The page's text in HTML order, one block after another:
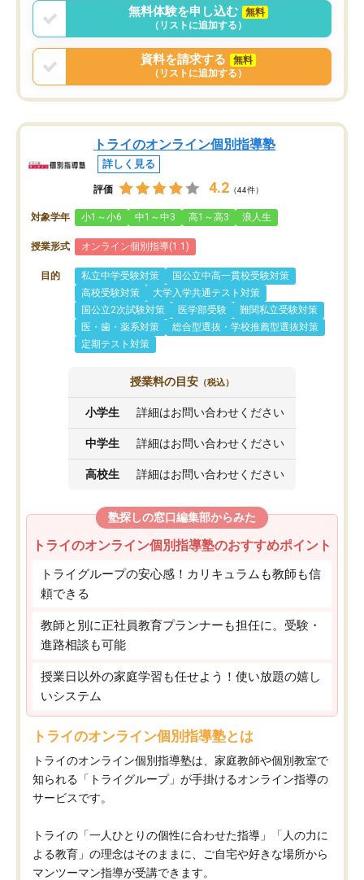
無料体験を申し込む
無料
（リストに追加する）
資料を請求する
無料
（リストに追加する）
トライのオンライン個別指導塾
詳しく見る
評価 4.2 （44件）
対象学年 小1～小6 中1～中3 高1～高3 浪人生
授業形式 オンライン個別指導(1:1)
目的 私立中学受験対策
国公立中高一貫校受験対策
高校受験対策
大学入学共通テスト対策
国公立2次試験対策
医学部受験
難関私立受験対策
医・歯・薬系対策
総合型選抜・学校推薦型選抜対策
定期テスト対策
授業料の目安 （税込）
小学生 詳細はお問い合わせください
中学生 詳細はお問い合わせください
高校生 詳細はお問い合わせください
塾探しの窓口編集部からみた
トライのオンライン個別指導塾のおすすめポイント
トライグループの安心感！カリキュラムも教師も信
頼できる
教師と別に正社員教育プランナーも担任に。受験・
進路相談も可能
授業日以外の家庭学習も任せよう！使い放題の嬉し
いシステム
トライのオンライン個別指導塾とは
トライのオンライン個別指導塾は、家庭教師や個別教室で
知られる「トライグループ」が手掛けるオンライン指導の
サービスです。
トライの「一人ひとりの個性に合わせた指導」「人の力に
よる教育」の理念はそのままに、ご自宅や好きな場所から
マンツーマン指導が受講できます。